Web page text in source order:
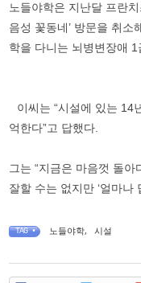
노들야학은 지난달 프란
음성 꽃동네’ 방문을 취
학을 다니는 뇌병변장애
이씨는 “시설에 있는 14
억한다”고 답했다.
그는 “지금은 마음껏 돌
잘할 수는 없지만 ‘얼마나
TAG • 노들야학, 시설